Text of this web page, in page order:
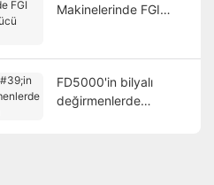
Makinelerinde FGI
FD5000'in bilyalı
değirmenlerde